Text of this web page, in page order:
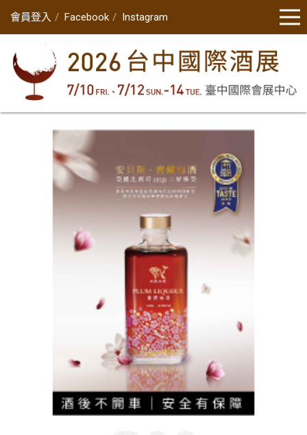
會員登入 Facebook Instagram